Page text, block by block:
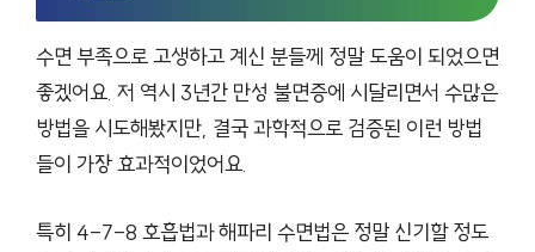
수면 부족으로 고생하고 계신 분들께 정말 도움이 되었으면
좋겠어요. 저 역시 3년간 만성 불면증에 시달리면서 수많은
방법을 시도해봤지만, 결국 과학적으로 검증된 이런 방법
들이 가장 효과적이었어요.
특히 4-7-8 호흡법과 해파리 수면법은 정말 신기할 정도